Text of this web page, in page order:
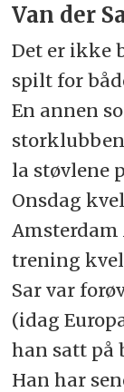
Van der
Det er ikke
spilt for
En annen
la støvlene
Onsdag
Amsterdam
trening
Sar var
(idag
han satt på
Han har